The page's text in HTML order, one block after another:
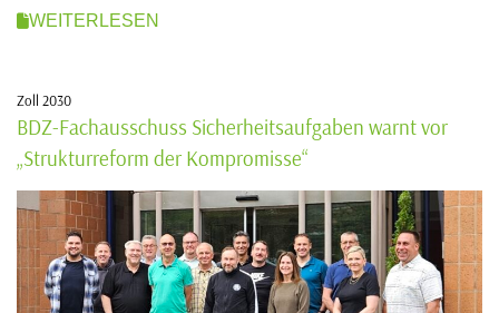
WEITERLESEN
Zoll 2030
BDZ-Fachausschuss Sicherheitsaufgaben warnt vor
„Strukturreform der Kompromisse“